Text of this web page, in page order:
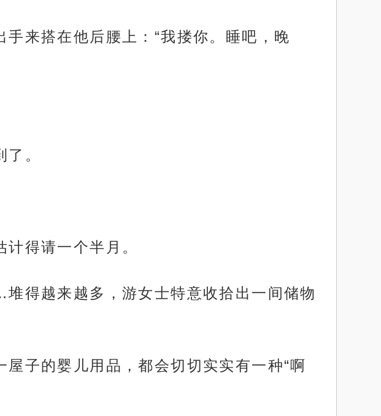
来搭在他后腰上：“我搂你。睡吧，晚
。
得请一个半月。
得越来越多，游女士特意收拾出一间储物
子的婴儿用品，都会切切实实有一种“啊